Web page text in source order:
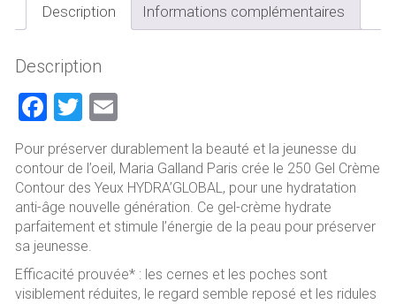
Maria
Description Informations complémentaires
Description
F
ce
b
o
ok
T
tt
er
m
ai
l
Pour préserver durablement la beauté et la jeunesse du
contour de l’oeil, Maria Galland Paris crée le 250 Gel Crème
Contour des Yeux HYDRA’GLOBAL, pour une hydratation
anti-âge nouvelle génération. Ce gel-crème hydrate
parfaitement et stimule l’énergie de la peau pour préserver
sa jeunesse.
Efficacité prouvée* : les cernes et les poches sont
visiblement réduites, le regard semble reposé et les ridules